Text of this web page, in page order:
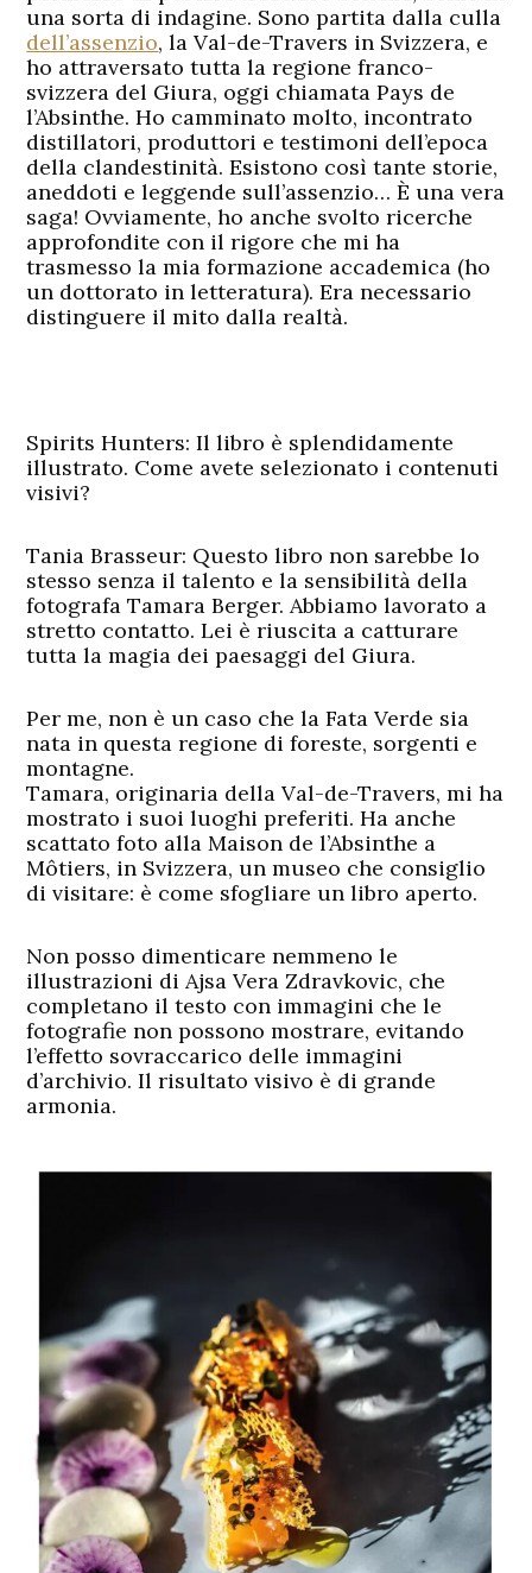
una sorta di indagine. Sono partita dalla culla
dell’assenzio, la Val-de-Travers in Svizzera, e
ho attraversato tutta la regione franco-
svizzera del Giura, oggi chiamata Pays de
l’Absinthe. Ho camminato molto, incontrato
distillatori, produttori e testimoni dell’epoca
della clandestinità. Esistono così tante storie,
aneddoti e leggende sull’assenzio… È una vera
saga! Ovviamente, ho anche svolto ricerche
approfondite con il rigore che mi ha
trasmesso la mia formazione accademica (ho
un dottorato in letteratura). Era necessario
distinguere il mito dalla realtà.
Spirits Hunters: Il libro è splendidamente
illustrato. Come avete selezionato i contenuti
visivi?
Tania Brasseur: Questo libro non sarebbe lo
stesso senza il talento e la sensibilità della
fotografa Tamara Berger. Abbiamo lavorato a
stretto contatto. Lei è riuscita a catturare
tutta la magia dei paesaggi del Giura.
Per me, non è un caso che la Fata Verde sia
nata in questa regione di foreste, sorgenti e
montagne.
Tamara, originaria della Val-de-Travers, mi ha
mostrato i suoi luoghi preferiti. Ha anche
scattato foto alla Maison de l’Absinthe a
Môtiers, in Svizzera, un museo che consiglio
di visitare: è come sfogliare un libro aperto.
Non posso dimenticare nemmeno le
illustrazioni di Ajsa Vera Zdravkovic, che
completano il testo con immagini che le
fotografie non possono mostrare, evitando
l’effetto sovraccarico delle immagini
d’archivio. Il risultato visivo è di grande
armonia.